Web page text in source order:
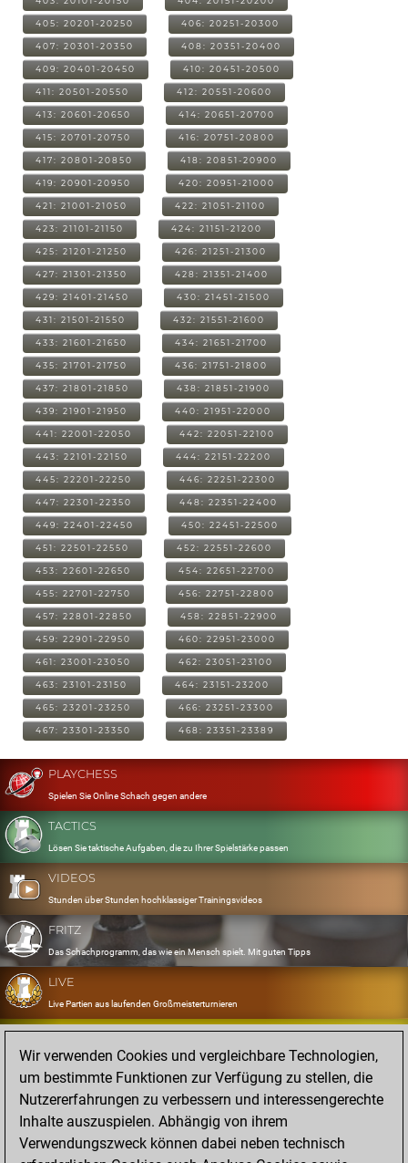
405: 20201-20250 406: 20251-20300
407: 20301-20350 408: 20351-20400
409: 20401-20450 410: 20451-20500
411: 20501-20550 412: 20551-20600
413: 20601-20650 414: 20651-20700
415: 20701-20750 416: 20751-20800
417: 20801-20850 418: 20851-20900
419: 20901-20950 420: 20951-21000
421: 21001-21050 422: 21051-21100
423: 21101-21150 424: 21151-21200
425: 21201-21250 426: 21251-21300
427: 21301-21350 428: 21351-21400
429: 21401-21450 430: 21451-21500
431: 21501-21550 432: 21551-21600
433: 21601-21650 434: 21651-21700
435: 21701-21750 436: 21751-21800
437: 21801-21850 438: 21851-21900
439: 21901-21950 440: 21951-22000
441: 22001-22050 442: 22051-22100
443: 22101-22150 444: 22151-22200
445: 22201-22250 446: 22251-22300
447: 22301-22350 448: 22351-22400
449: 22401-22450 450: 22451-22500
451: 22501-22550 452: 22551-22600
453: 22601-22650 454: 22651-22700
455: 22701-22750 456: 22751-22800
457: 22801-22850 458: 22851-22900
459: 22901-22950 460: 22951-23000
461: 23001-23050 462: 23051-23100
463: 23101-23150 464: 23151-23200
465: 23201-23250 466: 23251-23300
467: 23301-23350 468: 23351-23389
PLAYCHESS
Spielen Sie Online Schach gegen andere
TACTICS
Lösen Sie taktische Aufgaben, die zu Ihrer Spielstärke passen
VIDEOS
Stunden über Stunden hochklassiger Trainingsvideos
FRITZ
Das Schachprogramm, das wie ein Mensch spielt. Mit guten Tipps
LIVE
Live Partien aus laufenden Großmeisterturnieren
OPENINGS
Erfassen und Üben Sie Ihr Eröffnungsrepertoire
DATABASE
Acht Millionen starke Partien
MYGAMES
Speichern und analysieren Sie eigene Partien in der Cloud
Wir verwenden Cookies und vergleichbare Technologien,
um bestimmte Funktionen zur Verfügung zu stellen, die
Nutzererfahrungen zu verbessern und interessengerechte
Inhalte auszuspielen. Abhängig von ihrem
Verwendungszweck können dabei neben technisch